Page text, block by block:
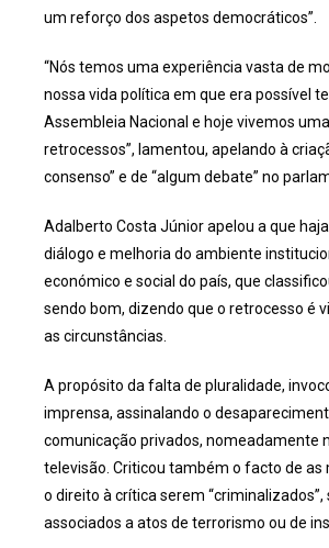
um reforço dos aspetos democráticos”.
“Nós temos uma experiência vasta de
nossa vida política em que era possível
Assembleia Nacional e hoje vivemos
retrocessos”, lamentou, apelando à
consenso” e de “algum debate” no
Adalberto Costa Júnior apelou a que
diálogo e melhoria do ambiente
económico e social do país, que
sendo bom, dizendo que o retrocesso é
as circunstâncias.
A propósito da falta de pluralidade,
imprensa, assinalando o
comunicação privados, nomeadamente
televisão. Criticou também o facto de as
o direito à crítica serem “criminalizados”,
associados a atos de terrorismo ou de